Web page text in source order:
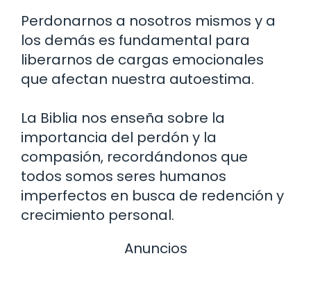
Perdonarnos a nosotros mismos y a
los demás es fundamental para
liberarnos de cargas emocionales
que afectan nuestra autoestima.
La Biblia nos enseña sobre la
importancia del perdón y la
compasión, recordándonos que
todos somos seres humanos
imperfectos en busca de redención y
crecimiento personal.
Anuncios